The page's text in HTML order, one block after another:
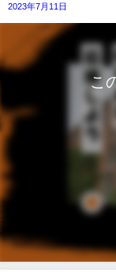
2023年7月11日
こ